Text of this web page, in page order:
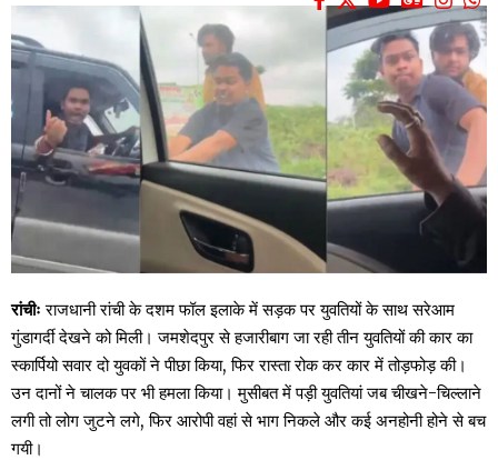
रांचीः राजधानी रांची के दशम फॉल इलाके में सड़क पर युवतियों के साथ सरेआम
गुंडागर्दी देखने को मिली। जमशेदपुर से हजारीबाग जा रही तीन युवतियों की कार का
स्कार्पियो सवार दो युवकों ने पीछा किया, फिर रास्ता रोक कर कार में तोड़फोड़ की।
उन दानों ने चालक पर भी हमला किया। मुसीबत में पड़ी युवतियां जब चीखने-चिल्लाने
लगी तो लोग जुटने लगे, फिर आरोपी वहां से भाग निकले और कई अनहोनी होने से बच
गयी।